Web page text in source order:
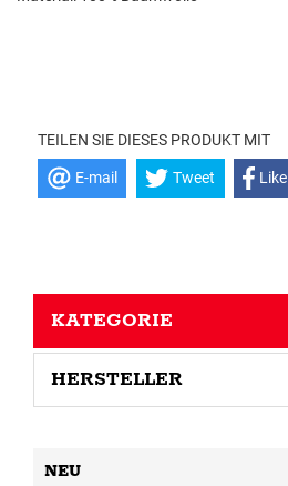
TEILEN SIE DIESES PRODUKT MIT
E-mail Tweet Like
KATEGORIE
HERSTELLER
NEU